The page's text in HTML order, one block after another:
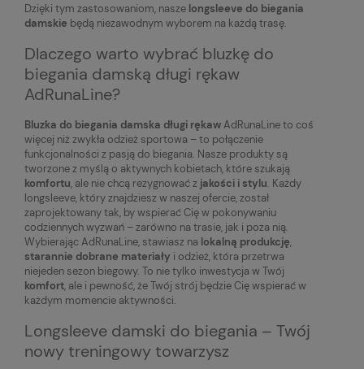
Dzięki tym zastosowaniom, nasze longsleeve do biegania
damskie będą niezawodnym wyborem na każdą trasę.
Dlaczego warto wybrać bluzkę do
biegania damską długi rękaw
AdRunaLine?
Bluzka do biegania damska długi rękawAdRunaLine to coś
więcej niż zwykła odzież sportowa – to połączenie
funkcjonalności z pasją do biegania. Nasze produkty są
tworzone z myślą o aktywnych kobietach, które szukają
komfortu, ale nie chcą rezygnować z jakości i stylu. Każdy
longsleeve, który znajdziesz w naszej ofercie, został
zaprojektowany tak, by wspierać Cię w pokonywaniu
codziennych wyzwań – zarówno na trasie, jak i poza nią.
Wybierając AdRunaLine, stawiasz na lokalną produkcję,
starannie dobrane materiały i odzież, która przetrwa
niejeden sezon biegowy. To nie tylko inwestycja w Twój
komfort, ale i pewność, że Twój strój będzie Cię wspierać w
każdym momencie aktywności.
Longsleeve damski do biegania – Twój
nowy treningowy towarzysz